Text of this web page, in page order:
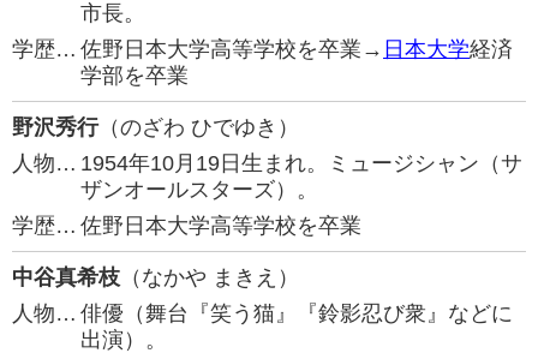
市長。
学歴… 佐野日本大学高等学校を卒業→ 日本大学経済
学部を卒業
野沢秀行（のざわ ひでゆき）
人物… 1954年10月19日生まれ。ミュージシャン（サ
ザンオールスターズ）。
学歴… 佐野日本大学高等学校を卒業
中谷真希枝 （なかや まきえ）
人物… 俳優（舞台『笑う猫』『鈴影忍び衆』などに
出演）。